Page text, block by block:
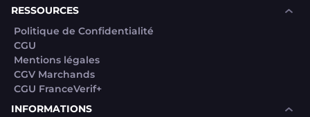
RESSOURCES
Politique de Confidentialité
CGU
Mentions légales
CGV Marchands
CGU FranceVerif+
INFORMATIONS